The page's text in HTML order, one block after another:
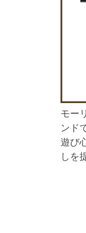
モー
ンド
遊び
しを